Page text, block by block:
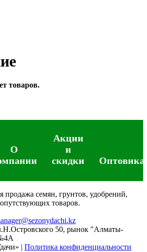
товаров.
О
Акции
и
скидки
продажа семян, грунтов, удобрений,
товаров.
50, рынок "Алматы-
| Политика конфиденциальности